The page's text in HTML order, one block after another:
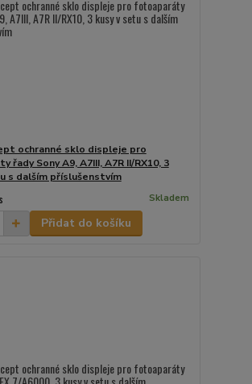
ochranné sklo displeje pro
řady Sony A9, A7III, A7R II/RX10, 3
s dalším příslušenstvím
Skladem
Přidat do košíku